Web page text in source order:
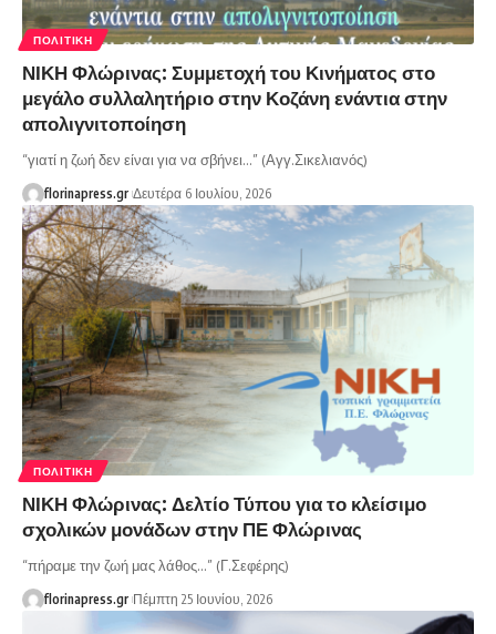
ΠΟΛΙΤΙΚΉ
ΝΙΚΗ Φλώρινας: Συμμετοχή του Κινήματος στο
μεγάλο συλλαλητήριο στην Κοζάνη ενάντια στην
απολιγνιτοποίηση
“γιατί η ζωή δεν είναι για να σβήνει…” (Αγγ.Σικελιανός)
florinapress.gr Δευτέρα 6 Ιουλίου, 2026
ΠΟΛΙΤΙΚΉ
ΝΙΚΗ Φλώρινας: Δελτίο Τύπου για το κλείσιμο
σχολικών μονάδων στην ΠΕ Φλώρινας
“πήραμε την ζωή μας λάθος…” (Γ.Σεφέρης)
florinapress.gr Πέμπτη 25 Ιουνίου, 2026